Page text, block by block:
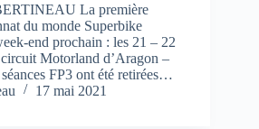
La première
du monde Superbike
end prochain : les 21 – 22
Motorland d’Aragon –
FP3 ont été retirées…
17 mai 2021